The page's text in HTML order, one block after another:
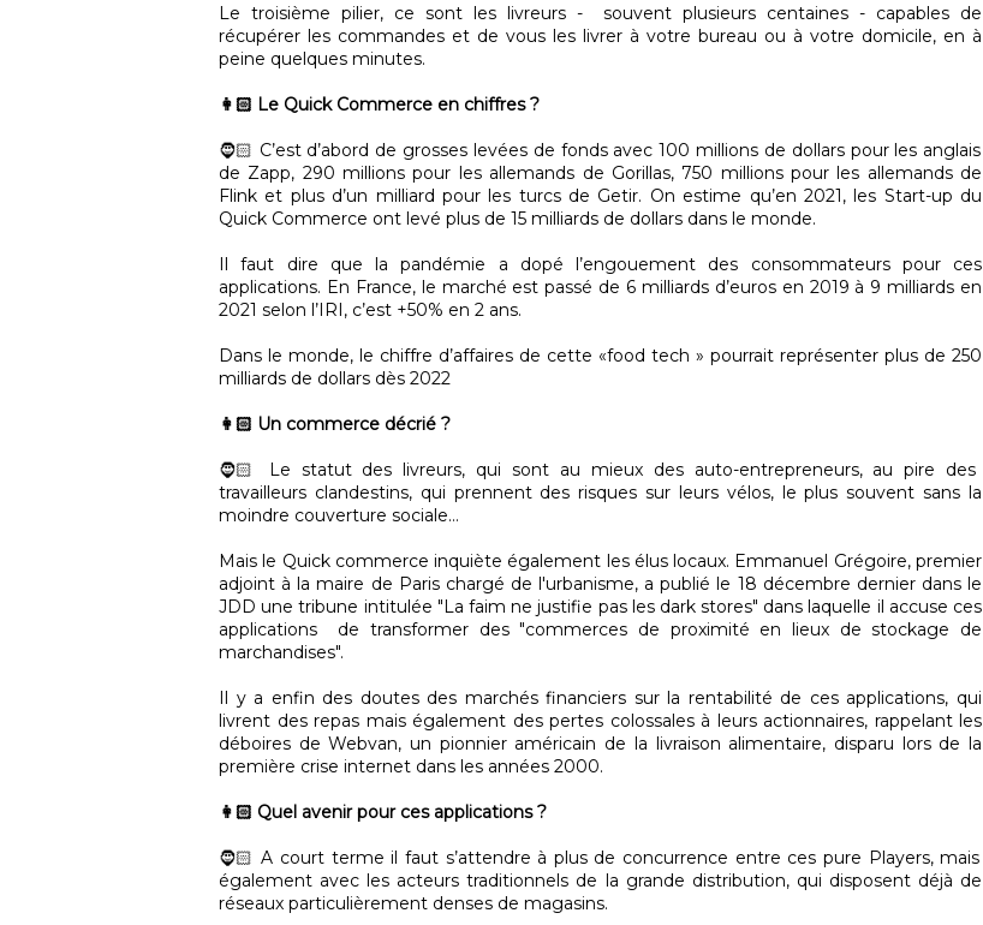
Le troisième pilier, ce sont les livreurs - souvent plusieurs centaines - capables de
récupérer les commandes et de vous les livrer à votre bureau ou à votre domicile, en à
peine quelques minutes.
👩🏻 Le Quick Commerce en chiffres ?
🧔🏻 C’est d’abord de grosses levées de fonds avec 100 millions de dollars pour les anglais
de Zapp, 290 millions pour les allemands de Gorillas, 750 millions pour les allemands de
Flink et plus d’un milliard pour les turcs de Getir. On estime qu’en 2021, les Start-up du
Quick Commerce ont levé plus de 15 milliards de dollars dans le monde.
Il faut dire que la pandémie a dopé l’engouement des consommateurs pour ces
applications. En France, le marché est passé de 6 milliards d’euros en 2019 à 9 milliards en
2021 selon l’IRI, c’est +50% en 2 ans.
Dans le monde, le chiffre d’affaires de cette «food tech » pourrait représenter plus de 250
milliards de dollars dès 2022
👩🏻 Un commerce décrié ?
🧔🏻 Le statut des livreurs, qui sont au mieux des auto-entrepreneurs, au pire des
travailleurs clandestins, qui prennent des risques sur leurs vélos, le plus souvent sans la
moindre couverture sociale…
Mais le Quick commerce inquiète également les élus locaux. Emmanuel Grégoire, premier
adjoint à la maire de Paris chargé de l'urbanisme, a publié le 18 décembre dernier dans le
JDD une tribune intitulée "La faim ne justifie pas les dark stores" dans laquelle il accuse ces
applications de transformer des "commerces de proximité en lieux de stockage de
marchandises".
Il y a enfin des doutes des marchés financiers sur la rentabilité de ces applications, qui
livrent des repas mais également des pertes colossales à leurs actionnaires, rappelant les
déboires de Webvan, un pionnier américain de la livraison alimentaire, disparu lors de la
première crise internet dans les années 2000.
👩🏻 Quel avenir pour ces applications ?
🧔🏻 A court terme il faut s’attendre à plus de concurrence entre ces pure Players, mais
également avec les acteurs traditionnels de la grande distribution, qui disposent déjà de
réseaux particulièrement denses de magasins.